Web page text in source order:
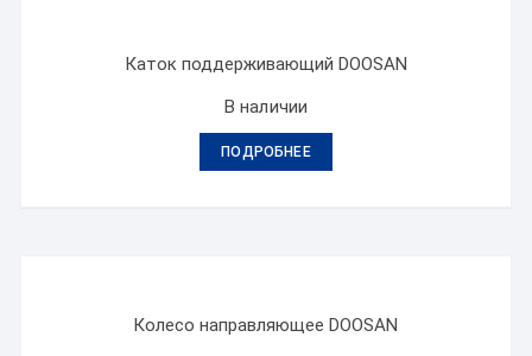
Каток поддерживающий DOOSAN
В наличии
ПОДРОБНЕЕ
Колесо направляющее DOOSAN